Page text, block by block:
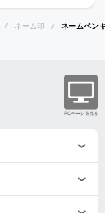
ネーム印 ネームペン